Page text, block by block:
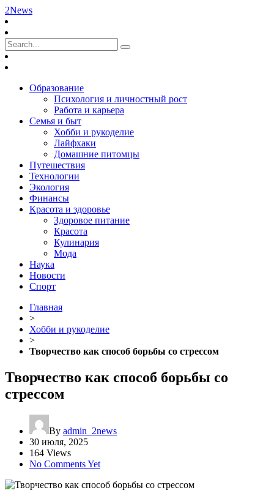
2News
Образование
Психология и личностный рост
Работа и карьера
Семья и быт
Хобби и рукоделие
Лайфхаки
Домашние питомцы
Путешествия
Технологии
Экология
Финансы
Красота и здоровье
Здоровое питание
Красота
Кулинария
Мода
Наука
Новости
Спорт
Главная
>
Хобби и рукоделие
>
Творчество как способ борьбы со стрессом
Творчество как способ борьбы со
стрессом
By admin_2news
30 июля, 2025
164 Views
No Comments Yet